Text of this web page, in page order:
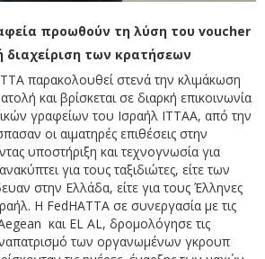
προωθούν τη λύση του voucher
διαχείριση των κρατήσεων
παρακολουθεί στενά την κλιμάκωση
και βρίσκεται σε διαρκή επικοινωνία
γραφείων του Ισραήλ ITTAA, από την
οι αιματηρές επιθέσεις στην
υποστήριξη και τεχνογνωσία για
για τους ταξιδιώτες, είτε των
στην Ελλάδα, είτε για τους Έλληνες
Η FedHATTA σε συνεργασία με τις
και EL AL, δρομολόγησε τις
των οργανωμένων γκρουπ